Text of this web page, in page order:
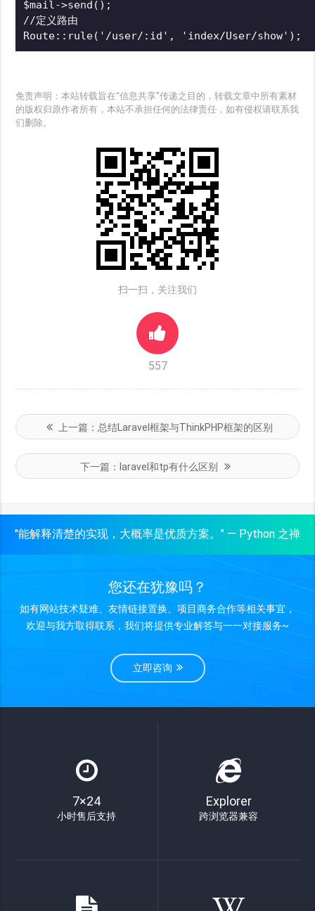
$mail->send();
//定义路由
Route::rule('/user/:id', 'index/User/show');
免责声明：本站转载旨在“信息共享”传递之目的，转载文章中所有素材
的版权归原作者所有，本站不承担任何的法律责任，如有侵权请联系我
们删除。
扫一扫，关注我们
557
上一篇： 总结Laravel框架与ThinkPHP框架的区别
下一篇： laravel和tp有什么区别
"能解释清楚的实现，大概率是优质方案。" — Python 之禅
您还在犹豫吗？
如有网站技术疑难、友情链接置换、项目商务合作等相关事宜，
欢迎与我方取得联系，我们将提供专业解答与一一对接服务~
立即咨询
7×24
小时售后支持
Explorer
跨浏览器兼容